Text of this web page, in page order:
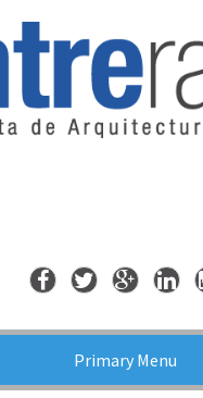
Primary Menu